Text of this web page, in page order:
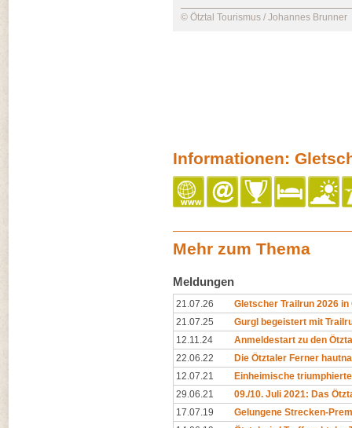
© Ötztal Tourismus / Johannes Brunner
Informationen:
Mehr zum Thema
Meldungen
21.07.26
Gletscher Trailrun 2026
21.07.25
Gurgl begeistert mit
12.11.24
Anmeldestart zu den
22.06.22
Die Ötztaler Ferner
12.07.21
Einheimische
29.06.21
09./10. Juli 2021: Das
17.07.19
Gelungene Strecken-